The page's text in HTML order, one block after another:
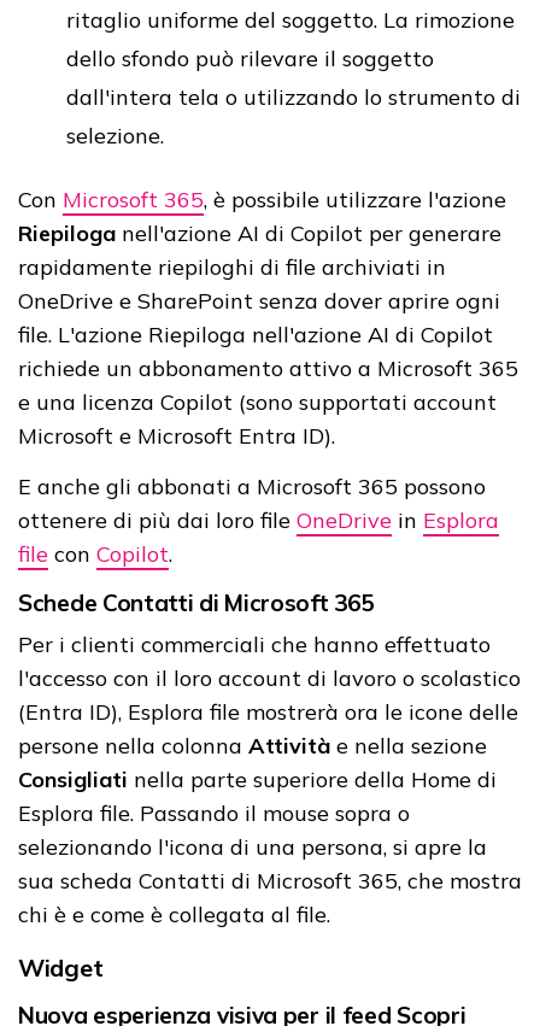
ritaglio uniforme del soggetto. La rimozione
dello sfondo può rilevare il soggetto
dall'intera tela o utilizzando lo strumento di
selezione.
Con Microsoft 365, è possibile utilizzare l'azione
Riepiloga nell'azione AI di Copilot per generare
rapidamente riepiloghi di file archiviati in
OneDrive e SharePoint senza dover aprire ogni
file. L'azione Riepiloga nell'azione AI di Copilot
richiede un abbonamento attivo a Microsoft 365
e una licenza Copilot (sono supportati account
Microsoft e Microsoft Entra ID).
E anche gli abbonati a Microsoft 365 possono
ottenere di più dai loro file OneDrive in Esplora
file con Copilot.
Schede Contatti di Microsoft 365
Per i clienti commerciali che hanno effettuato
l'accesso con il loro account di lavoro o scolastico
(Entra ID), Esplora file mostrerà ora le icone delle
persone nella colonna Attività e nella sezione
Consigliati nella parte superiore della Home di
Esplora file. Passando il mouse sopra o
selezionando l'icona di una persona, si apre la
sua scheda Contatti di Microsoft 365, che mostra
chi è e come è collegata al file.
Widget
Nuova esperienza visiva per il feed Scopri